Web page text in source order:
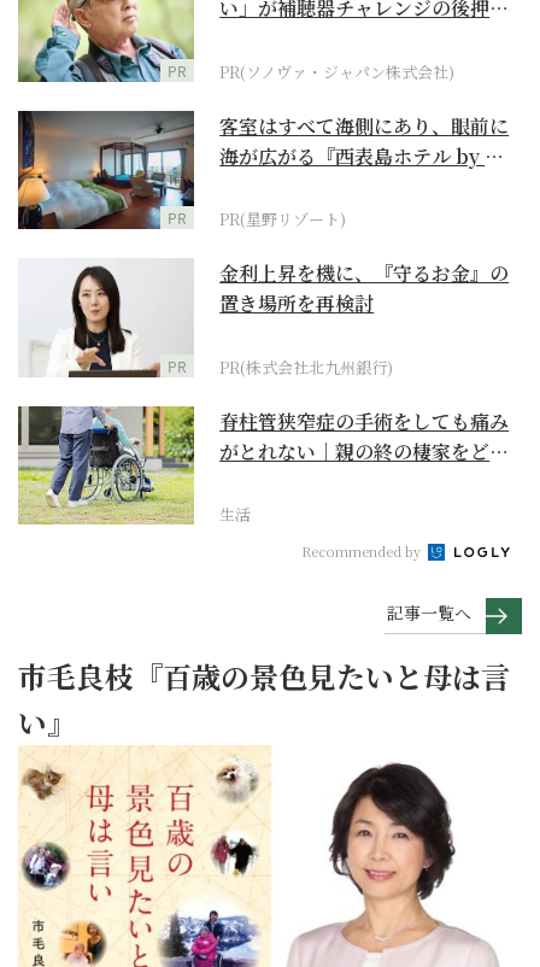
PR
い」が補聴器チャレンジの後押し
PR(ソノヴァ・ジャパン株式会社)
PR
客室はすべて海側にあり、眼前に
海が広がる『西表島ホテル by 星
PR(星野リゾート)
PR
金利上昇を機に、『守るお金』の
置き場所を再検討
PR(株式会社北九州銀行)
脊柱管狭窄症の手術をしても痛み
がとれない｜親の終の棲家をどう
生活
Recommended by
記事一覧へ
市毛良枝『百歳の景色見たいと母は言
い』